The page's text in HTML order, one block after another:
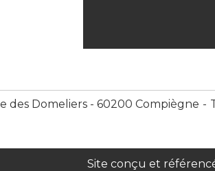
des Domeliers - 60200 Compiègne
Site conçu et